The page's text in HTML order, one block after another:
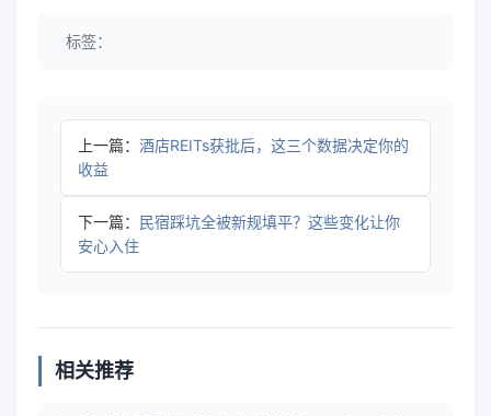
标签：
上一篇： 酒店REITs获批后，这三个数据决定你的
收益
下一篇： 民宿踩坑全被新规填平？这些变化让你
安心入住
相关推荐